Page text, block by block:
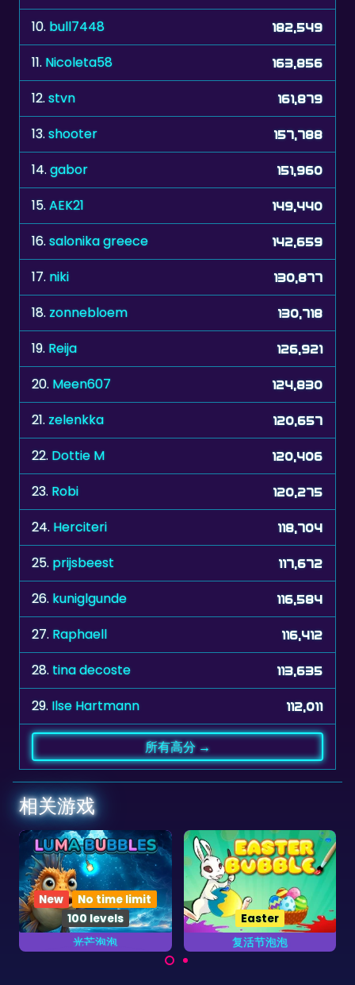
11. Nicoleta58 163,856
12.stvn 161,879
13. shooter 157,788
14.gabor 151,960
15. AEK21 149,440
16. salonika greece 142,659
17. niki 130,877
18. zonnebloem 130,718
19. Reija 126,921
20.Meen607 124,830
21. zelenkka 120,657
22.Dottie M 120,406
23. Robi 120,275
24.Herciteri 118,704
25. prijsbeest 117,672
26. kuniglgunde 116,584
27. Raphaell 116,412
28. tina decoste 113,635
29. Ilse Hartmann 112,011
相关游戏
复活节泡泡
Easter
庆祝复活节在这个游戏射
出彩蛋。
龙珠
14关泡泡龙射击游戏。